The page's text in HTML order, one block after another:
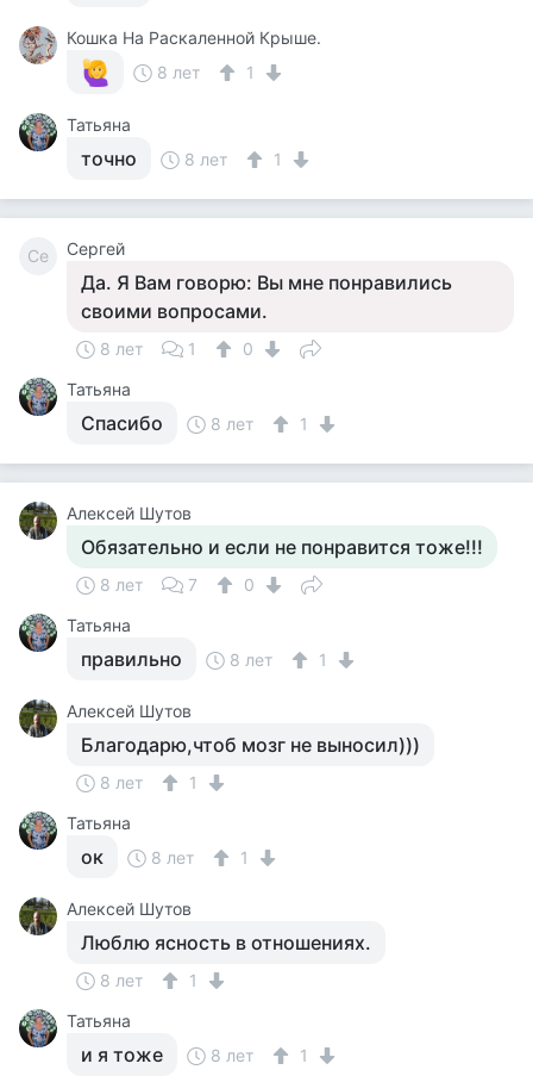
Кошка На Раскаленной Крыше.
8 лет
1
Татьяна
точно 8 лет 1
Се Сергей
Да. Я Вам говорю: Вы мне понравились
своими вопросами.
8 лет 1
0
Татьяна
Спасибо 8 лет 1
Алексей Шутов
Обязательно и если не понравится тоже!!!
8 лет 7
0
Татьяна
правильно 8 лет 1
Алексей Шутов
Благодарю,чтоб мозг не выносил)))
8 лет
1
Татьяна
ок 8 лет 1
Алексей Шутов
Люблю ясность в отношениях.
8 лет
1
Татьяна
и я тоже 8 лет 1